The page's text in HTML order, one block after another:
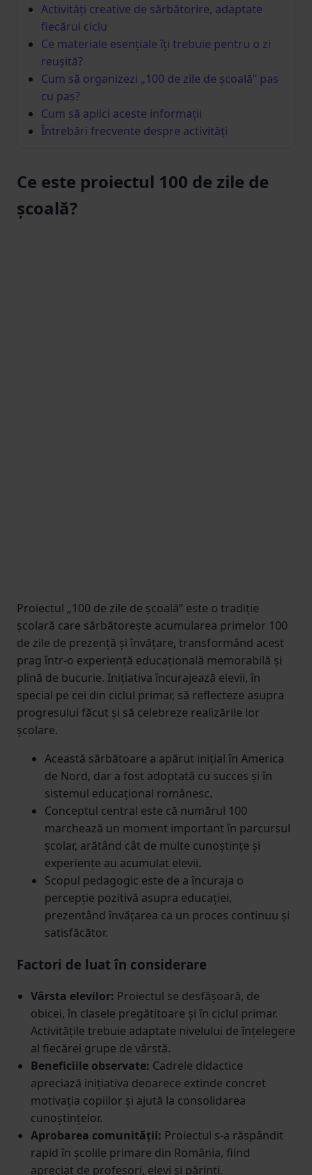
Activități creative de sărbătorire, adaptate
fiecărui ciclu
Ce materiale esențiale îți trebuie pentru o zi
reușită?
Cum să organizezi „100 de zile de școală” pas
cu pas?
Cum să aplici aceste informații
Întrebări frecvente despre activități
Ce este proiectul 100 de zile de
școală?
Proiectul „100 de zile de școală” este o tradiție
școlară care sărbătorește acumularea primelor 100
de zile de prezență și învățare, transformând acest
prag într-o experiență educațională memorabilă și
plină de bucurie. Inițiativa încurajează elevii, în
special pe cei din ciclul primar, să reflecteze asupra
progresului făcut și să celebreze realizările lor
școlare.
Această sărbătoare a apărut inițial în America
de Nord, dar a fost adoptată cu succes și în
sistemul educațional românesc.
Conceptul central este că numărul 100
marchează un moment important în parcursul
școlar, arătând cât de multe cunoștințe și
experiențe au acumulat elevii.
Scopul pedagogic este de a încuraja o
percepție pozitivă asupra educației,
prezentând învățarea ca un proces continuu și
satisfăcător.
Factori de luat în considerare
Vârsta elevilor: Proiectul se desfășoară, de
obicei, în clasele pregătitoare și în ciclul primar.
Activitățile trebuie adaptate nivelului de înțelegere
al fiecărei grupe de vârstă.
Beneficiile observate: Cadrele didactice
apreciază inițiativa deoarece extinde concret
motivația copiilor și ajută la consolidarea
cunoștințelor.
Aprobarea comunității: Proiectul s-a răspândit
rapid în școlile primare din România, fiind
apreciat de profesori, elevi și părinți.